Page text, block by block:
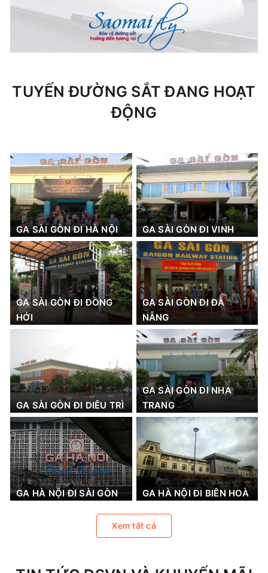
TUYẾN ĐƯỜNG SẮT ĐANG HOẠT
ĐỘNG
GA SÀI GÒN ĐI HÀ NỘI GA SÀI GÒN ĐI VINH
GA SÀI GÒN ĐI ĐỒNG
HỚI
GA SÀI GÒN ĐI ĐÀ
NẴNG
GA SÀI GÒN ĐI DIÊU TRÌ
GA SÀI GÒN ĐI NHA
TRANG
GA HÀ NỘI ĐI SÀI GÒN GA HÀ NỘI ĐI BIÊN HOÀ
Xem tất cả